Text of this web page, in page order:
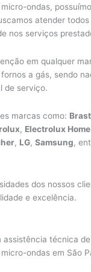
ondas,
atender
nos serviços
em qualquer
a gás, sendo
de serviço.
marcas como:
, Electrolux
, LG,Samsung,
dos nossos
e excelência.
assistência técnica
ondas em São